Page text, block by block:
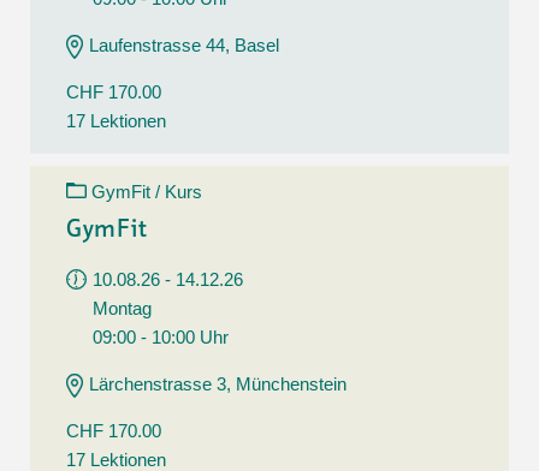
Laufenstrasse 44, Basel
CHF 170.00
17 Lektionen
GymFit / Kurs
GymFit
10.08.26 - 14.12.26
Montag
09:00 - 10:00 Uhr
Lärchenstrasse 3, Münchenstein
CHF 170.00
17 Lektionen